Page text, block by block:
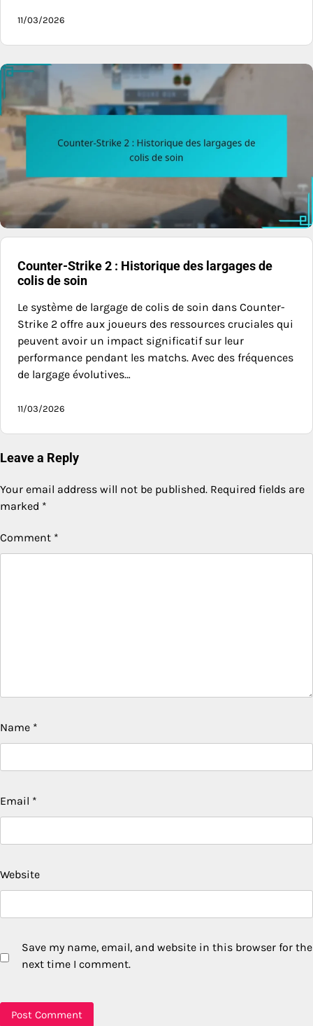
11/03/2026
Counter-Strike 2 : Historique des largages de
colis de soin
Le système de largage de colis de soin dans Counter-
Strike 2 offre aux joueurs des ressources cruciales qui
peuvent avoir un impact significatif sur leur
performance pendant les matchs. Avec des fréquences
de largage évolutives…
11/03/2026
Leave a Reply
Your email address will not be published. Required fields are
marked *
Comment *
Name *
Email *
Website
Save my name, email, and website in this browser for the
next time I comment.